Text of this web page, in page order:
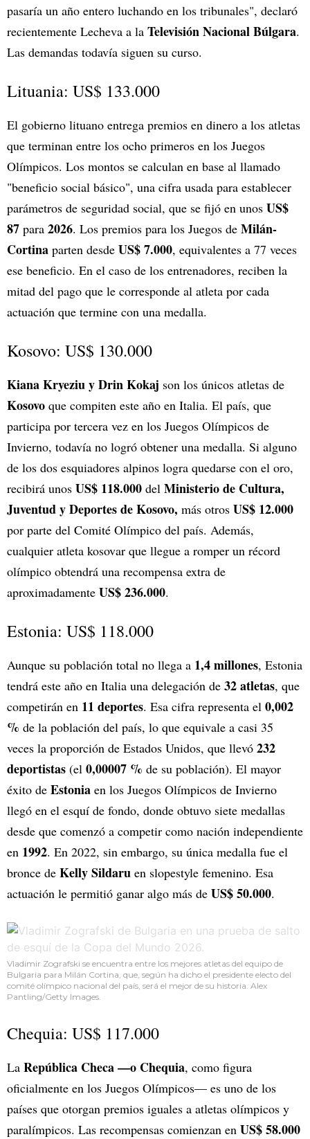
pasaría un año entero luchando en los tribunales", declaró
recientemente Lecheva a la Televisión Nacional Búlgara.
Las demandas todavía siguen su curso.
Lituania: US$ 133.000
El gobierno lituano entrega premios en dinero a los atletas
que terminan entre los ocho primeros en los Juegos
Olímpicos. Los montos se calculan en base al llamado
"beneficio social básico", una cifra usada para establecer
parámetros de seguridad social, que se fijó en unos US$
87 para 2026. Los premios para los Juegos de Milán-
Cortina parten desde US$ 7.000, equivalentes a 77 veces
ese beneficio. En el caso de los entrenadores, reciben la
mitad del pago que le corresponde al atleta por cada
actuación que termine con una medalla.
Kosovo: US$ 130.000
Kiana Kryeziu y Drin Kokaj son los únicos atletas de
Kosovo que compiten este año en Italia. El país, que
participa por tercera vez en los Juegos Olímpicos de
Invierno, todavía no logró obtener una medalla. Si alguno
de los dos esquiadores alpinos logra quedarse con el oro,
recibirá unos US$ 118.000 del Ministerio de Cultura,
Juventud y Deportes de Kosovo, más otros US$ 12.000
por parte del Comité Olímpico del país. Además,
cualquier atleta kosovar que llegue a romper un récord
olímpico obtendrá una recompensa extra de
aproximadamente US$ 236.000.
Estonia: US$ 118.000
Aunque su población total no llega a 1,4 millones, Estonia
tendrá este año en Italia una delegación de 32 atletas, que
competirán en 11 deportes. Esa cifra representa el 0,002
% de la población del país, lo que equivale a casi 35
veces la proporción de Estados Unidos, que llevó 232
deportistas (el 0,00007 % de su población). El mayor
éxito de Estonia en los Juegos Olímpicos de Invierno
llegó en el esquí de fondo, donde obtuvo siete medallas
desde que comenzó a competir como nación independiente
en 1992. En 2022, sin embargo, su única medalla fue el
bronce de Kelly Sildaru en slopestyle femenino. Esa
actuación le permitió ganar algo más de US$ 50.000.
Vladimir Zografski se encuentra entre los mejores atletas del equipo de
Bulgaria para Milán Cortina, que, según ha dicho el presidente electo del
comité olímpico nacional del país, será el mejor de su historia. Alex
Pantling/Getty Images.
Chequia: US$ 117.000
La República Checa —o Chequia, como figura
oficialmente en los Juegos Olímpicos— es uno de los
países que otorgan premios iguales a atletas olímpicos y
paralímpicos. Las recompensas comienzan en US$ 58.000